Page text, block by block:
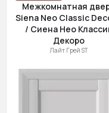
Межкомнатная
Siena Neo Classic
/ Сиена Нео
Декоро
Лайт Грей ST